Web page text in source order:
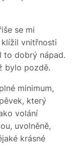
se mi
vnitřnosti
to dobrý nápad.
bylo pozdě.
minimum,
který
volání
uvolněně,
krásné